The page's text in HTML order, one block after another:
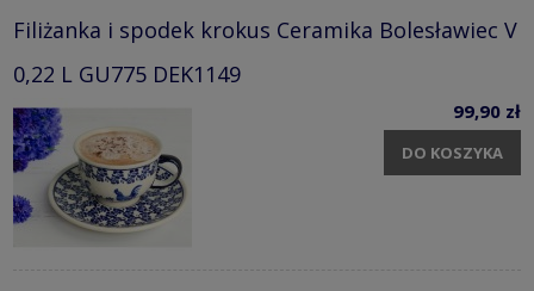
Filiżanka i spodek krokus Ceramika Bolesławiec V
0,22 L GU775 DEK1149
99,90 zł
DO KOSZYKA